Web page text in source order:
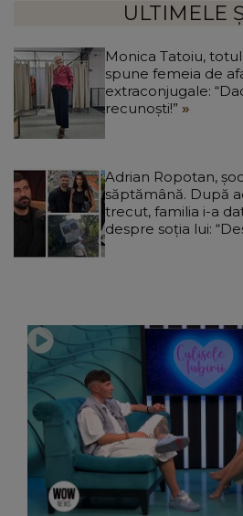
ULTIMELE
Monica Tatoiu,
spune femeia de
extraconjugale:
recunoști!”
Adrian Ropotan,
săptămână. După
trecut, familia i-a
despre soția lui: